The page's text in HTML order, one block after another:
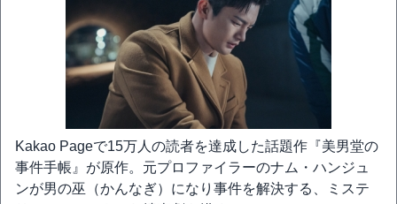
Kakao Pageで15万人の読者を達成した話題作『美男堂の
事件手帳』が原作。元プロファイラーのナム・ハンジュ
ンが男の巫（かんなぎ）になり事件を解決する、ミステ